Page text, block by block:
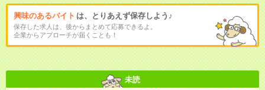
興味のあるバイト は、とりあえず保存しよう♪
保存した求人は、後からまとめて応募できるよ。
企業からアプローチが届くことも！
未読